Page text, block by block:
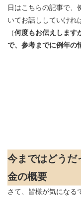
日はこちらの記事で、
いてお話ししていけれ
（何度もお伝えします
で、参考までに例年の
今まではどうだ
金の概要
さて、皆様が気になる